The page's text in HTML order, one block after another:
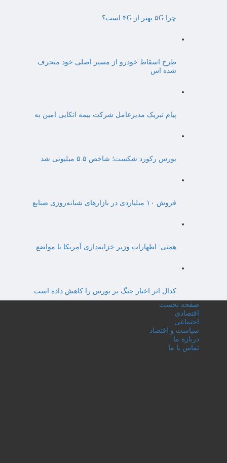
چرا ۵G بهتر از ۴G است؟
طرح اسقاط خودرو از مسیر اصلی خود منحرف
شده اس
پیام تبریک مدیرعامل شرکت بیمه اتکایی امین به
بورس رکورد شکست؛ شاخص ۵.۵ میلیونی شد
فروش ۱۰ میلیاردی در بازارهای شبانه‌روزی صنایع
همتی: اظهارات وزیر خزانه‌داری آمریکا با مواضع
کدال اثر اخبار جنگ بر بورس را کاهش داده است
صفحه نخست
اقتصادی
اجتماعی
سیاست و اقتصاد
درباره ما
تماس با ما